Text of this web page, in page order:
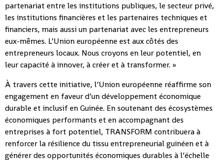
partenariat entre les institutions publiques, le secteur privé,
les institutions financières et les partenaires techniques et
financiers, mais aussi un partenariat avec les entrepreneurs
eux-mêmes. L’Union européenne est aux côtés des
entrepreneurs locaux. Nous croyons en leur potentiel, en
leur capacité à innover, à créer et à transformer. »
À travers cette initiative, l’Union européenne réaffirme son
engagement en faveur d’un développement économique
durable et inclusif en Guinée. En soutenant des écosystèmes
économiques performants et en accompagnant des
entreprises à fort potentiel, TRANSFORM contribuera à
renforcer la résilience du tissu entrepreneurial guinéen et à
générer des opportunités économiques durables à l’échelle